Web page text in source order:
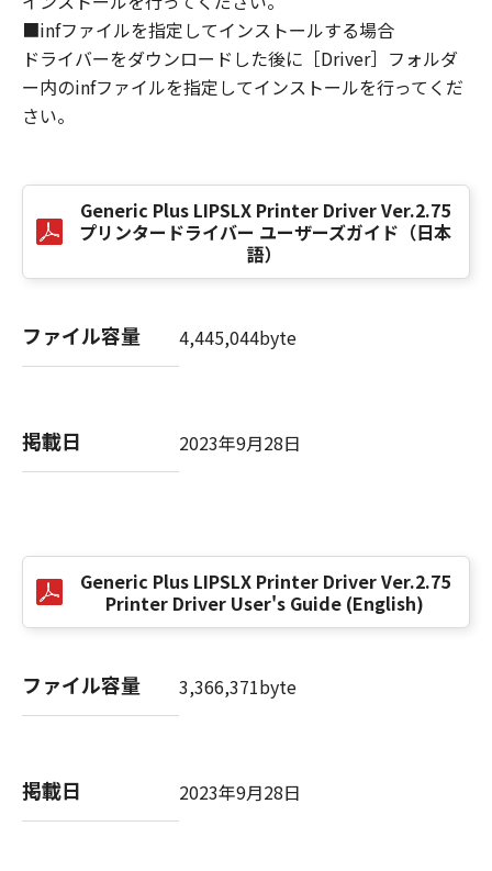
損害の可能性について知らされていた場合でも
同様です。
(3) キヤノン、キヤノンのライセンサー、キヤノ
ンの子会社、キヤノンの関連会社、それらの販
売代理店または販売店のいずれも、「本ソフト
じたいかなる紛争についても、一切責任を負わ
ないものとします。
８．契約期間
記のボタンをクリックした時点、または「本ソ
フトウェア」をインストールした時点で発効
(2) お客様は、「本ソフトウェア」およびその
複製物のすべてを廃棄および消去することによ
(4) お客様は、上記(3)によって本契約書が終了
した場合、速やかに、「本ソフトウェア」およ
びその複製物のすべてを廃棄または消去するも
(5) 上記にかかわらず、本契約書第2条、第4条
から第7条まで、第8条第4項および第10条の規
定は、本契約書の終了後も効力を有します。
NOTICE
“米国政府エンドユーザー”とは、米国政府の機
■infファイルを指定してインストールする場合
ドライバーをダウンロードした後に［Driver］フォルダ
ー内のinfファイルを指定してインストールを行ってくだ
さい。
Generic Plus LIPSLX Printer Driver Ver.2.75
プリンタードライバー ユーザーズガイド（日本
語）
ファイル容量 4,445,044byte
掲載日 2023年9月28日
Generic Plus LIPSLX Printer Driver Ver.2.75
Printer Driver User's Guide (English)
ファイル容量 3,366,371byte
掲載日 2023年9月28日